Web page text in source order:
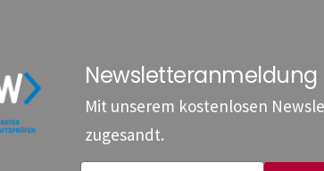
Newsletteranmeldung
Mit unserem kostenlosen
zugesandt.